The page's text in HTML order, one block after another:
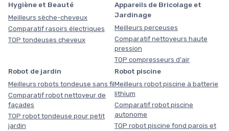
Hygiène et Beauté
Meilleurs sèche-cheveux
Comparatif rasoirs électriques
TOP tondeuses cheveux
Appareils de Bricolage et
Jardinage
Meilleurs perceuses
Comparatif nettoyeurs haute
pression
TOP compresseurs d'air
Robot de jardin
Meilleurs robots tondeuse sans fil
Comparatif robot nettoyeur de
façades
TOP robot tondeuse pour petit
jardin
Robot piscine
Meilleurs robot piscine à batterie
lithium
Comparatif robot piscine
autonome
TOP robot piscine fond parois et